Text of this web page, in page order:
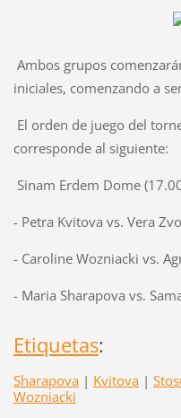
Ambos grupos
iniciales, comenzando a
El orden de juego del
corresponde al siguiente:
Sinam Erdem Dome
- Petra Kvitova vs. Vera
- Caroline Wozniacki vs.
- Maria Sharapova vs.
Etiquetas:
Sharapova | Kvitova |
Wozniacki